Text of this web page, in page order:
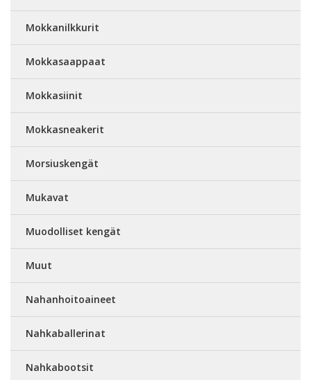
Mokkanilkkurit
Mokkasaappaat
Mokkasiinit
Mokkasneakerit
Morsiuskengät
Mukavat
Muodolliset kengät
Muut
Nahanhoitoaineet
Nahkaballerinat
Nahkabootsit